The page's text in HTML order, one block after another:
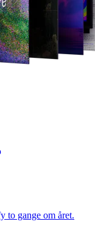
to gange om året.